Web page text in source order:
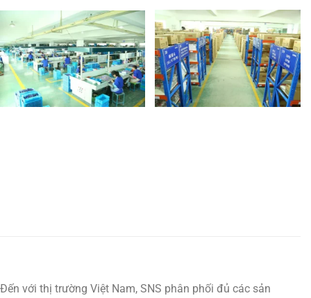
Đến với thị trường Việt Nam, SNS phân phối đủ các sản